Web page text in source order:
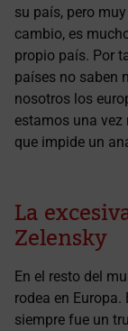
su país, pero
cambio, es
propio país. Por
países no saben
nosotros los
estamos una
que impide un
La
Zelensky
En el resto del
rodea en
siempre fue un